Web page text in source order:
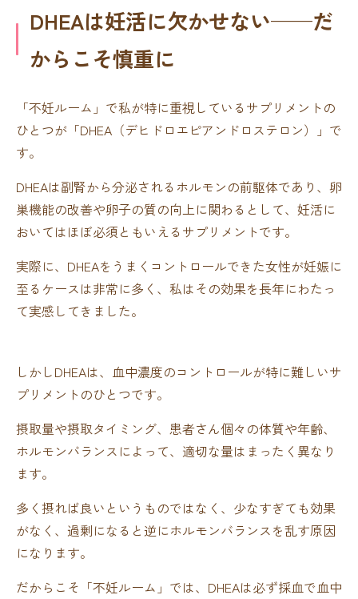
DHEAは妊活に欠かせない——だ
からこそ慎重に
「不妊ルーム」で私が特に重視しているサプリメントの
ひとつが「DHEA（デヒドロエピアンドロステロン）」で
す。
DHEAは副腎から分泌されるホルモンの前駆体であり、卵
巣機能の改善や卵子の質の向上に関わるとして、妊活に
おいてはほぼ必須ともいえるサプリメントです。
実際に、DHEAをうまくコントロールできた女性が妊娠に
至るケースは非常に多く、私はその効果を長年にわたっ
て実感してきました。
しかしDHEAは、血中濃度のコントロールが特に難しいサ
プリメントのひとつです。
摂取量や摂取タイミング、患者さん個々の体質や年齢、
ホルモンバランスによって、適切な量はまったく異なり
ます。
多く摂れば良いというものではなく、少なすぎても効果
がなく、過剰になると逆にホルモンバランスを乱す原因
になります。
だからこそ「不妊ルーム」では、DHEAは必ず採血で血中